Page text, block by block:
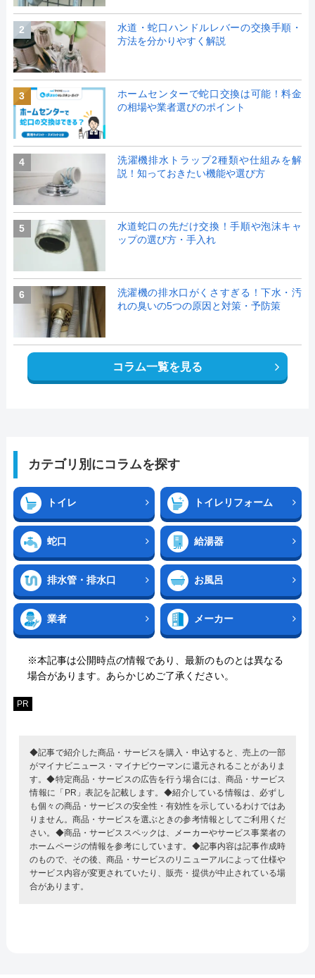
2
水道・蛇口ハンドルレバーの交換手順・
方法を分かりやすく解説
3
ホームセンターで蛇口交換は可能！料金
の相場や業者選びのポイント
4
洗濯機排水トラップ2種類や仕組みを解
説！知っておきたい機能や選び方
5
水道蛇口の先だけ交換！手順や泡沫キャ
ップの選び方・手入れ
6
洗濯機の排水口がくさすぎる！下水・汚
れの臭いの5つの原因と対策・予防策
コラム一覧を見る
カテゴリ別にコラムを探す
トイレ トイレリフォーム
蛇口 給湯器
排水管・排水口 お風呂
業者 メーカー
※本記事は公開時点の情報であり、最新のものとは異なる
場合があります。あらかじめご了承ください。
PR
◆記事で紹介した商品・サービスを購入・申込すると、売上の一部
がマイナビニュース・マイナビウーマンに還元されることがありま
す。◆特定商品・サービスの広告を行う場合には、商品・サービス
情報に「PR」表記を記載します。◆紹介している情報は、必ずし
も個々の商品・サービスの安全性・有効性を示しているわけではあ
りません。商品・サービスを選ぶときの参考情報としてご利用くだ
さい。◆商品・サービススペックは、メーカーやサービス事業者の
ホームページの情報を参考にしています。◆記事内容は記事作成時
のもので、その後、商品・サービスのリニューアルによって仕様や
サービス内容が変更されていたり、販売・提供が中止されている場
合があります。